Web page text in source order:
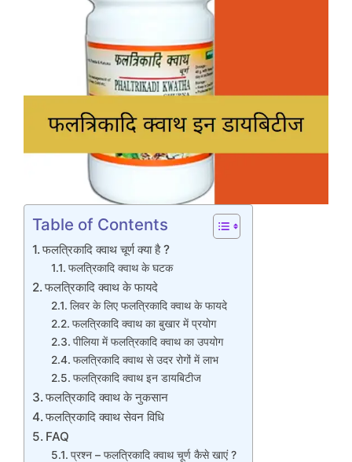
Table of Contents
फलत्रिकादि क्वाथ चूर्ण क्या है ?
फलत्रिकादि क्वाथ के घटक
फलत्रिकादि क्वाथ के फायदे
लिवर के लिए फलत्रिकादि क्वाथ के फायदे
फलत्रिकादि क्वाथ का बुखार में प्रयोग
पीलिया में फलत्रिकादि क्वाथ का उपयोग
फलत्रिकादि क्वाथ से उदर रोगों में लाभ
फलत्रिकादि क्वाथ इन डायबिटीज
फलत्रिकादि क्वाथ के नुकसान
फलत्रिकादि क्वाथ सेवन विधि
FAQ
प्रश्न – फलत्रिकादि क्वाथ चूर्ण कैसे खाएं ?